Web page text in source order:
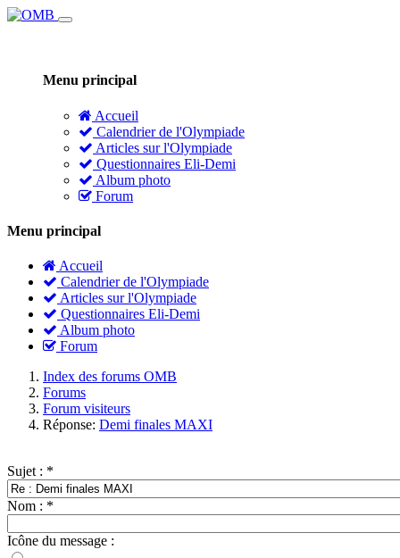
Menu principal
Accueil
Calendrier de l'Olympiade
Articles sur l'Olympiade
Questionnaires Eli-Demi
Album photo
Forum
Menu principal
Accueil
Calendrier de l'Olympiade
Articles sur l'Olympiade
Questionnaires Eli-Demi
Album photo
Forum
Index des forums OMB
Forums
Forum visiteurs
Réponse: Demi finales MAXI
Sujet : *
Nom : *
Icône du message :